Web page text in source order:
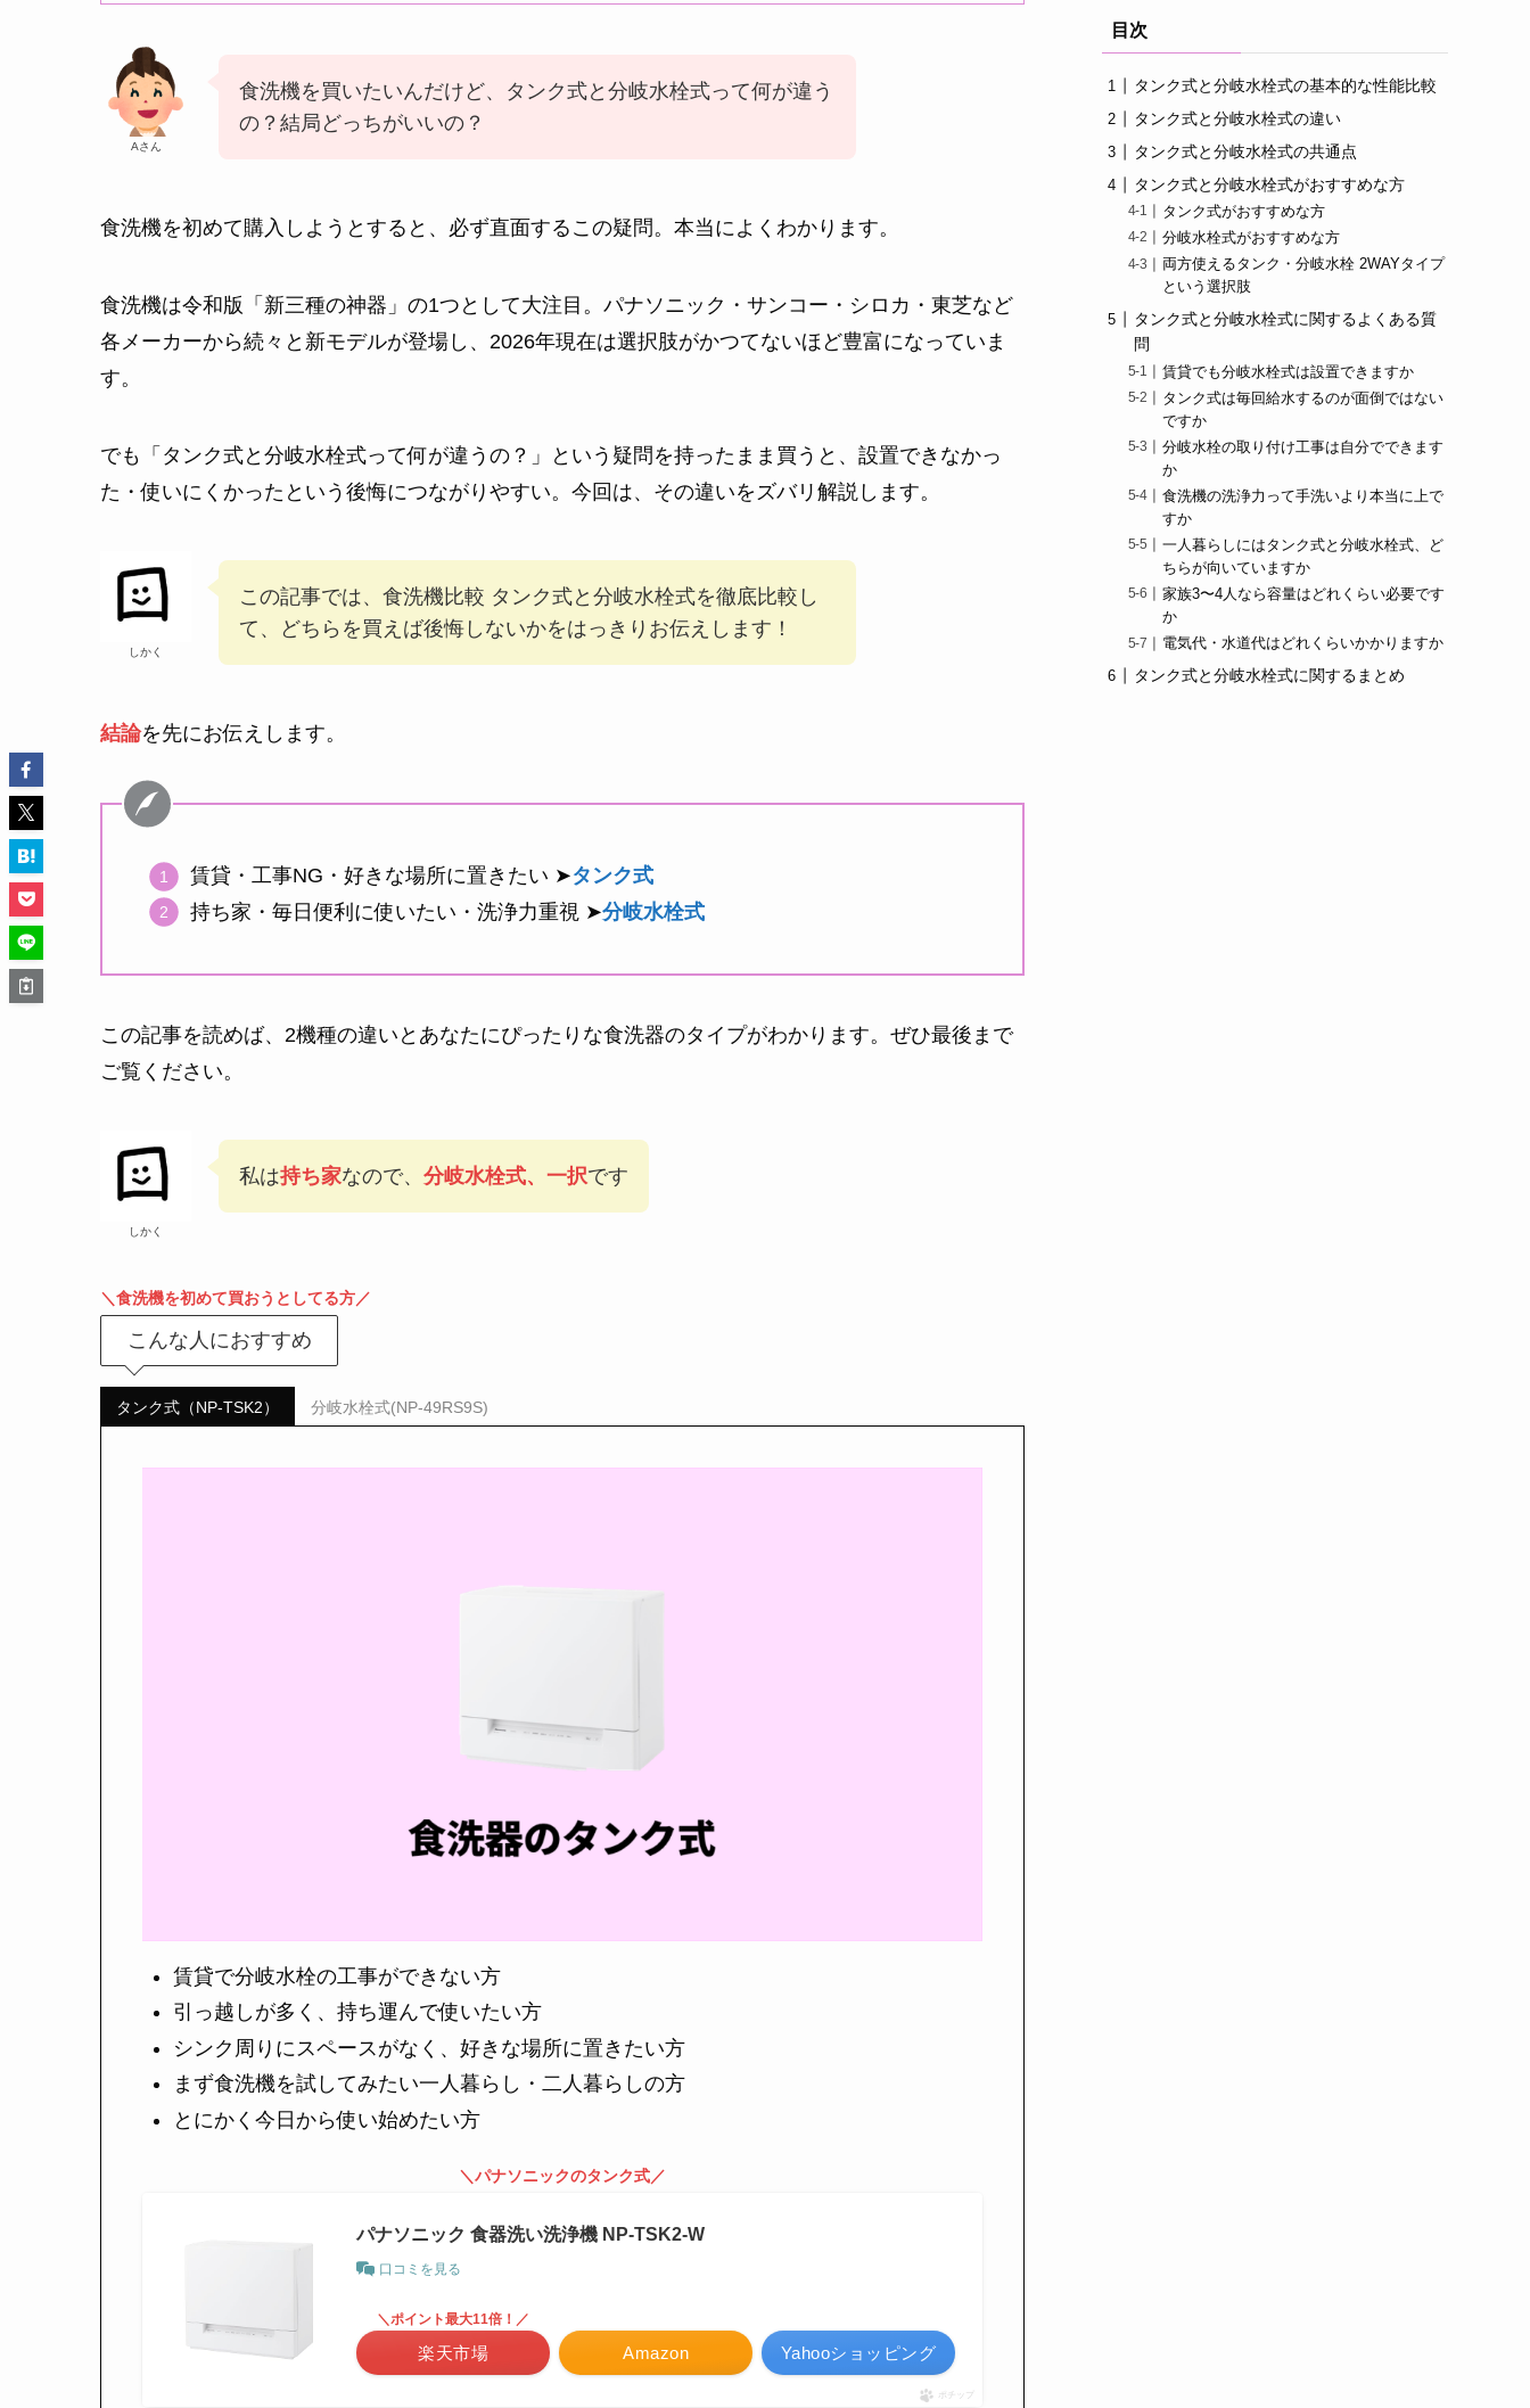
Aさん
食洗機を買いたいんだけど、タンク式と分岐水栓式って何が違う
の？結局どっちがいいの？
食洗機を初めて購入しようとすると、必ず直面するこの疑問。本当によくわかります。
食洗機は令和版「新三種の神器」の1つとして大注目。パナソニック・サンコー・シロカ・東芝など
各メーカーから続々と新モデルが登場し、2026年現在は選択肢がかつてないほど豊富になっていま
す。
でも「タンク式と分岐水栓式って何が違うの？」という疑問を持ったまま買うと、設置できなかっ
た・使いにくかったという後悔につながりやすい。今回は、その違いをズバリ解説します。
しかく
この記事では、食洗機比較 タンク式と分岐水栓式を徹底比較し
て、どちらを買えば後悔しないかをはっきりお伝えします！
結論を先にお伝えします。
賃貸・工事NG・好きな場所に置きたい ➤タンク式
持ち家・毎日便利に使いたい・洗浄力重視 ➤分岐水栓式
この記事を読めば、2機種の違いとあなたにぴったりな食洗器のタイプがわかります。ぜひ最後まで
ご覧ください。
しかく
私は持ち家なので、 分岐水栓式、一択です
＼食洗機を初めて買おうとしてる方／
こんな人におすすめ
タンク式（NP-TSK2） 分岐水栓式(NP-49RS9S)
賃貸で分岐水栓の工事ができない方
引っ越しが多く、持ち運んで使いたい方
シンク周りにスペースがなく、好きな場所に置きたい方
まず食洗機を試してみたい一人暮らし・二人暮らしの方
とにかく今日から使い始めたい方
＼パナソニックのタンク式／
パナソニック 食器洗い洗浄機 NP-TSK2-W
口コミを見る
Amazon
＼ポイント最大11倍！／
楽天市場 Yahooショッピング
ポチップ
目次
タンク式と分岐水栓式の基本的な性能比較
タンク式と分岐水栓式の違い
タンク式と分岐水栓式の共通点
タンク式と分岐水栓式がおすすめな方
タンク式がおすすめな方
分岐水栓式がおすすめな方
両方使えるタンク・分岐水栓 2WAYタイプ
という選択肢
タンク式と分岐水栓式に関するよくある質
問
賃貸でも分岐水栓式は設置できますか
タンク式は毎回給水するのが面倒ではない
ですか
分岐水栓の取り付け工事は自分でできます
か
食洗機の洗浄力って手洗いより本当に上で
すか
一人暮らしにはタンク式と分岐水栓式、ど
ちらが向いていますか
家族3〜4人なら容量はどれくらい必要です
か
電気代・水道代はどれくらいかかりますか
タンク式と分岐水栓式に関するまとめ